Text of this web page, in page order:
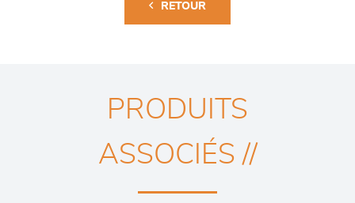
RETOUR
PRODUITS
ASSOCIÉS //